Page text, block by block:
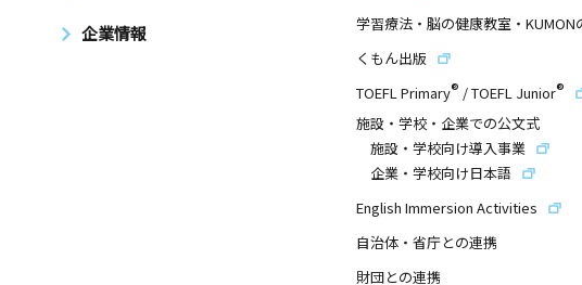
企業情報
学習療法・脳の健康教室・KUMON
くもん出版
TOEFL Primary® /TOEFL Junior®
施設・学校・企業での公文式
施設・学校向け導入事業
企業・学校向け日本語
English Immersion Activities
自治体・省庁との連携
財団との連携